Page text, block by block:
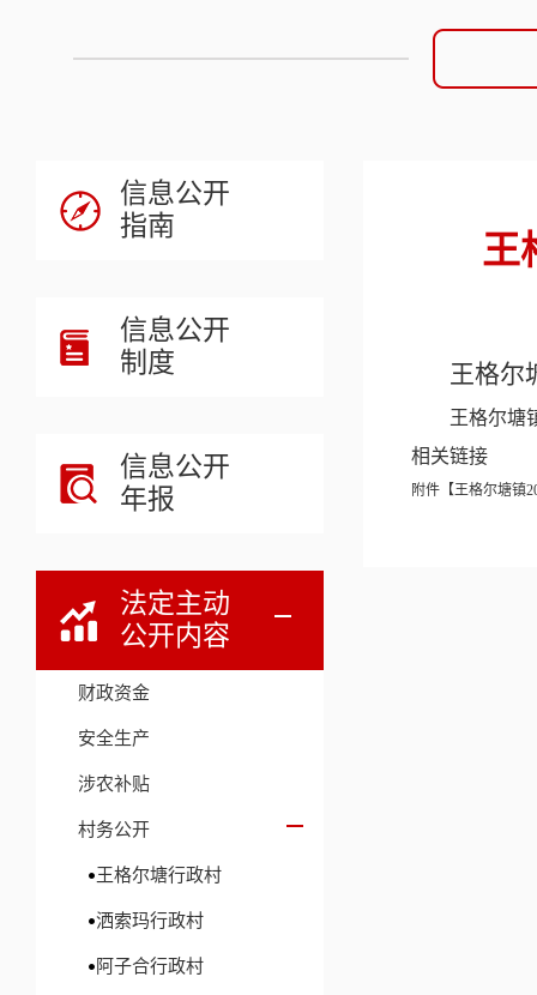
信息公开
指南
信息公开
制度
信息公开
年报
法定主动
公开内容
财政资金
安全生产
涉农补贴
村务公开
王格尔塘行政村
洒索玛行政村
阿子合行政村
王
王格尔
王格尔塘
相关链接
附件【王格尔塘镇